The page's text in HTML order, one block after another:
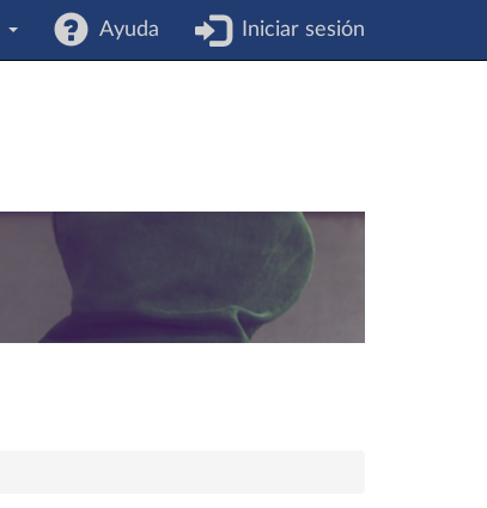
Ayuda Iniciar sesión